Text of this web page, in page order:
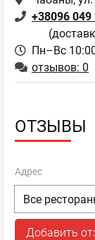
+38096 049
Пн–Вс
отзывов: 0
ОТЗЫВЫ
Адрес
Добавить